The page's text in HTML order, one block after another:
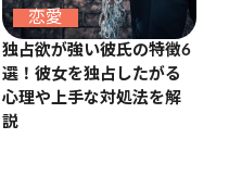
恋愛
独占欲が強い彼氏の特徴6
選！彼女を独占したがる
心理や上手な対処法を解
説